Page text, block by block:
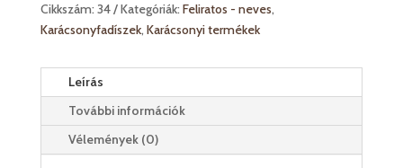
Cikkszám:34 Kategóriák:Feliratos - neves,
Karácsonyfadíszek,Karácsonyi termékek
Leírás
További információk
Vélemények (0)